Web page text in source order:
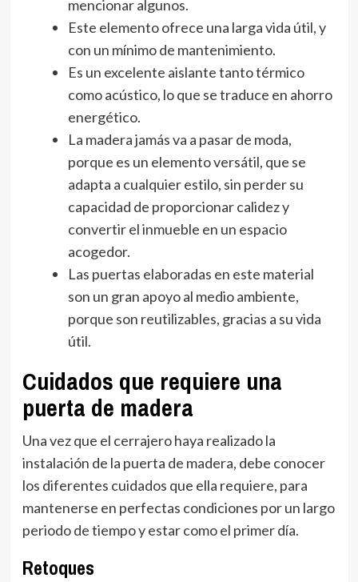
mencionar algunos.
Este elemento ofrece una larga vida útil, y
con un mínimo de mantenimiento.
Es un excelente aislante tanto térmico
como acústico, lo que se traduce en ahorro
energético.
La madera jamás va a pasar de moda,
porque es un elemento versátil, que se
adapta a cualquier estilo, sin perder su
capacidad de proporcionar calidez y
convertir el inmueble en un espacio
acogedor.
Las puertas elaboradas en este material
son un gran apoyo al medio ambiente,
porque son reutilizables, gracias a su vida
útil.
Cuidados que requiere una
puerta de madera
Una vez que el cerrajero haya realizado la
instalación de la puerta de madera, debe conocer
los diferentes cuidados que ella requiere, para
mantenerse en perfectas condiciones por un largo
periodo de tiempo y estar como el primer día.
Retoques